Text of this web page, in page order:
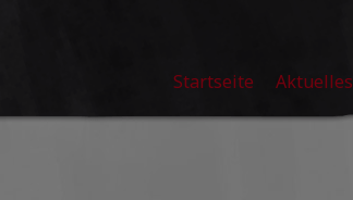
Startseite Aktuelles